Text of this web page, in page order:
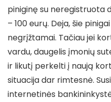
piniginę su neregistruota
– 100 eurų. Deja, šie
negrįžtamai. Tačiau jei
vardu, daugelis įmonių
ir likutį perkelti į naują
situacija dar rimtesnė.
internetinės